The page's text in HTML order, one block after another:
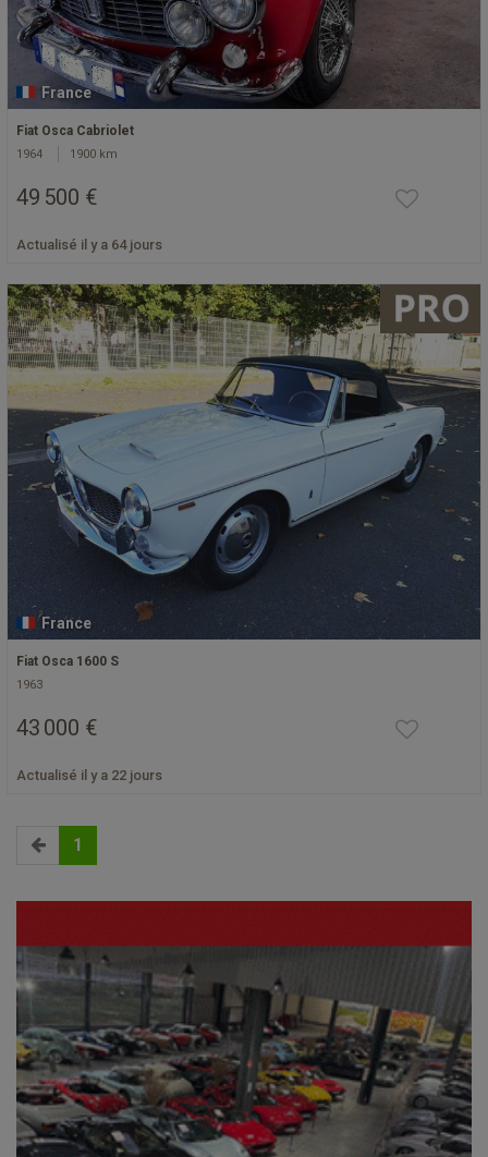
France
Fiat Osca Cabriolet
1964 1900 km
49 500 €
Actualisé il y a 64 jours
France
Fiat Osca 1600 S
1963
43 000 €
Actualisé il y a 22 jours
1